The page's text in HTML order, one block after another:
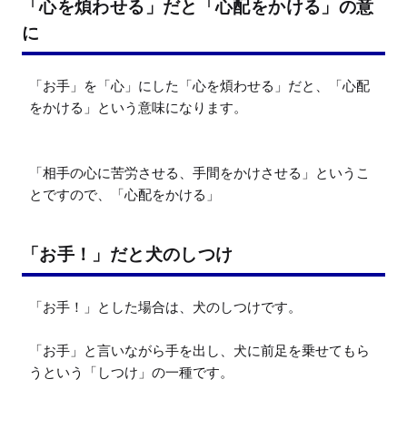
「心を煩わせる」だと「心配をかける」の意
に
「お手」を「心」にした「心を煩わせる」だと、「心配
をかける」という意味になります。
「相手の心に苦労させる、手間をかけさせる」というこ
とですので、「心配をかける」
「お手！」だと犬のしつけ
「お手！」とした場合は、犬のしつけです。
「お手」と言いながら手を出し、犬に前足を乗せてもら
うという「しつけ」の一種です。